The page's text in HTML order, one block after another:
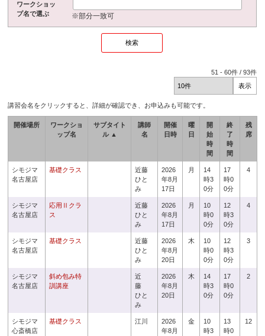
ワークショッ
プ名で選ぶ
※部分一致可
51 -60件 /93件
講習会名をクリックすると、詳細が確認でき、お申込みも可能です。
開催場所
ワークショ
ップ名
サブタイト
ル ▲
講師
名
開催
日時
曜
日
開
始
時
間
終
了
時
間
残
席
シモジマ
名古屋店
基礎クラス
近藤
ひと
み
2026
年8月
17日
月
14
時3
0分
17
時0
0分
4
シモジマ
名古屋店
応用Ⅱクラ
ス
近藤
ひと
み
2026
年8月
17日
月
10
時0
0分
12
時3
0分
4
シモジマ
名古屋店
基礎クラス
近藤
ひと
み
2026
年8月
20日
木
10
時0
0分
12
時3
0分
3
シモジマ
名古屋店
斜め包み特
訓講座
近
藤
ひと
み
2026
年8月
20日
木
14
時3
0分
17
時0
0分
2
シモジマ
心斎橋店
基礎クラス 江川
2026
年8月
金
10
時3
13
時0
12